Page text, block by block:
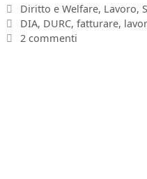
Categorie
Diritto e Welfare, Lavoro,
Tag
DIA, DURC, fatturare,
2 commenti